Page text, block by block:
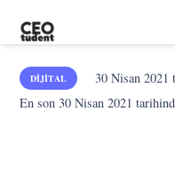
DIJITAL 30 Nisan 2021
En son30 Nisan 2021